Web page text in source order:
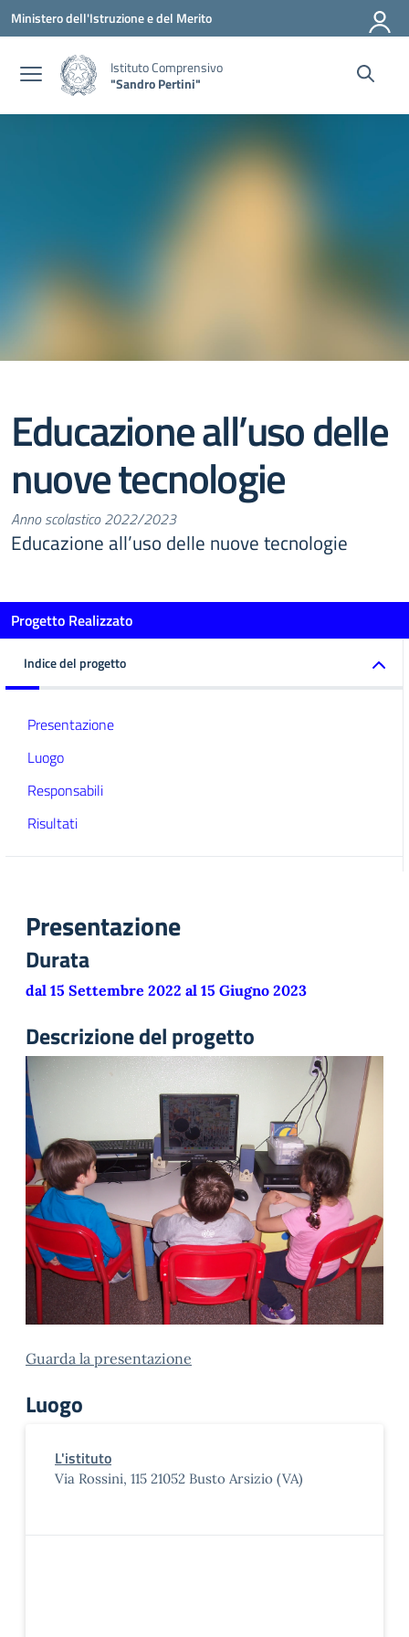
Vai ai contenuti
Vai al menu di navigazione
Vai al footer
Ministero dell'Istruzione e del Merito
Istituto Comprensivo
"Sandro Pertini"
Educazione all’uso delle
nuove tecnologie
Anno scolastico 2022/2023
Educazione all’uso delle nuove tecnologie
Progetto Realizzato
Indice del progetto
Presentazione
Luogo
Responsabili
Risultati
Presentazione
Durata
dal 15 Settembre 2022 al 15 Giugno 2023
Descrizione del progetto
Guarda la presentazione
Luogo
L'istituto
Via Rossini, 115 21052 Busto Arsizio (VA)